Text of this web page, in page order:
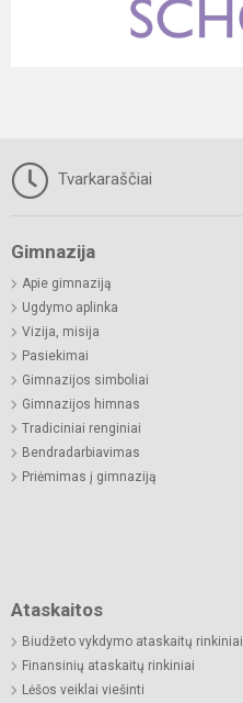
Tvarkaraščiai
Gimnazija
Apie gimnaziją
Ugdymo aplinka
Vizija, misija
Pasiekimai
Gimnazijos simboliai
Gimnazijos himnas
Tradiciniai renginiai
Bendradarbiavimas
Priėmimas į gimnaziją
Ataskaitos
Biudžeto vykdymo ataskaitų rinkiniai
Finansinių ataskaitų rinkiniai
Lėšos veiklai viešinti